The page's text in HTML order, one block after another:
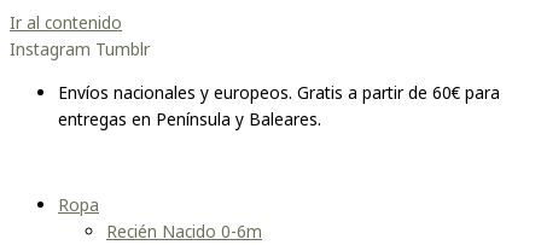
Ir al contenido
Instagram Tumblr
Envíos nacionales y europeos. Gratis a partir de 60€ para
entregas en Península y Baleares.
Ropa
Recién Nacido 0-6m